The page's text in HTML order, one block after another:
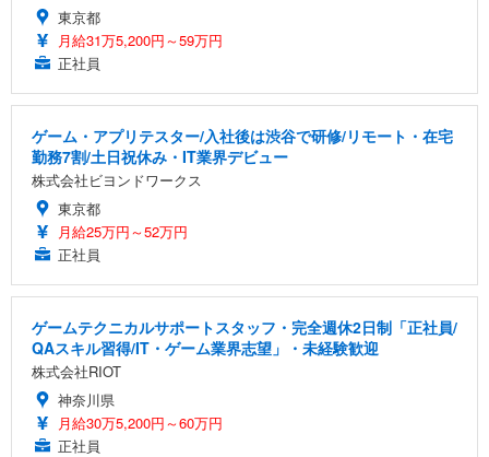
東京都
月給31万5,200円～59万円
正社員
ゲーム・アプリテスター/入社後は渋谷で研修/リモート・在宅
勤務7割/土日祝休み・IT業界デビュー
株式会社ビヨンドワークス
東京都
月給25万円～52万円
正社員
ゲームテクニカルサポートスタッフ・完全週休2日制「正社員/
QAスキル習得/IT・ゲーム業界志望」・未経験歓迎
株式会社RIOT
神奈川県
月給30万5,200円～60万円
正社員